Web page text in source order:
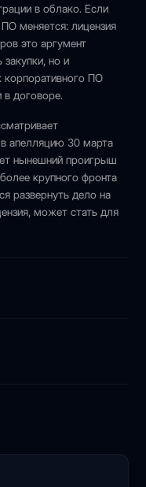
в облако. Если
меняется: лицензия
это аргумент
но и
корпоративного ПО
договоре.
апелляцию 30 марта
нынешний проигрыш
крупного фронта
развернуть дело на
может стать для